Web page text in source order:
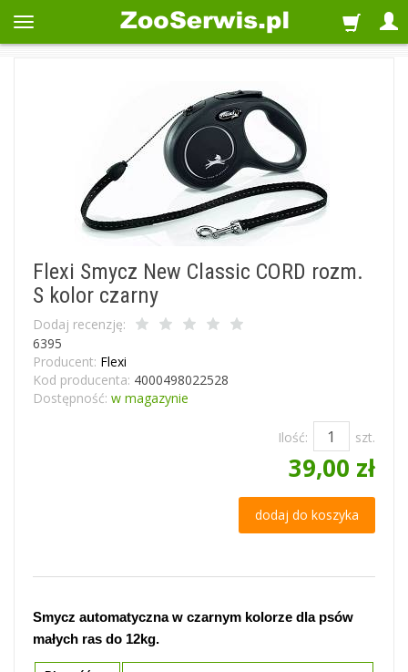
Flexi Smycz New Classic CORD rozm.
S kolor czarny
Dodaj recenzję:
6395
Producent: Flexi
Kod producenta: 4000498022528
Dostępność: w magazynie
Ilość: szt.
39,00 zł
dodaj do koszyka
Smycz automatyczna w czarnym kolorze dla psów
małych ras do 12kg.